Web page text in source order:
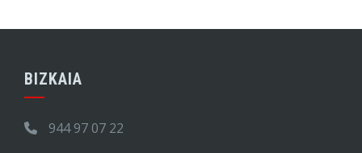
BIZKAIA
944 97 07 22